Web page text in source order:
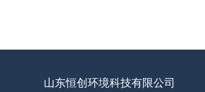
山东恒创环境科技有限公司